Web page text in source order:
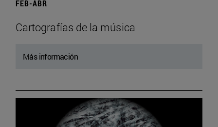
FEB-ABR
Cartografías de la música
Más información